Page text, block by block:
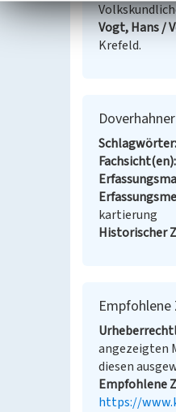
Vogt, Hans /
Krefeld.
Schlagwörter
Fachsicht(en)
kartierung
Historischer
angezeigten
diesen
Empfohlene
https://